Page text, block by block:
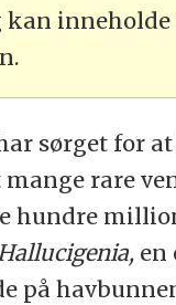
kan
sørget for
rare
hundre
Hallucigenia, en
på